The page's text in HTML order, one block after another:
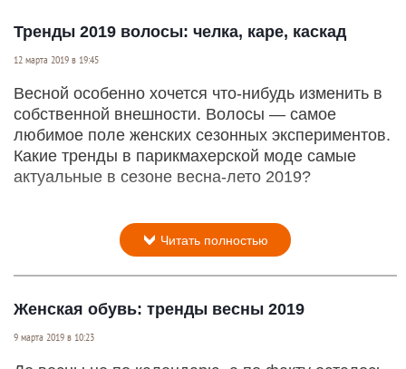
Тренды 2019 волосы: челка, каре, каскад
12 марта 2019 в 19:45
Весной особенно хочется что-нибудь изменить в
собственной внешности. Волосы — самое
любимое поле женских сезонных экспериментов.
Какие тренды в парикмахерской моде самые
актуальные в сезоне весна-лето 2019?
Читать полностью
Женская обувь: тренды весны 2019
9 марта 2019 в 10:23